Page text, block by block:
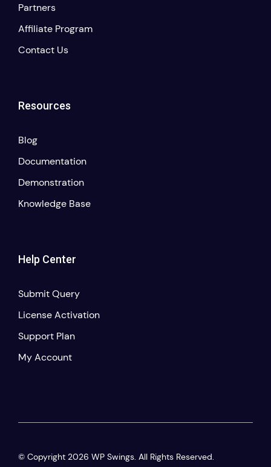
Partners
Affiliate Program
Contact Us
Resources
Blog
Documentation
Demonstration
Knowledge Base
Help Center
Submit Query
License Activation
Support Plan
My Account
© Copyright 2026 WP Swings. All Rights Reserved.